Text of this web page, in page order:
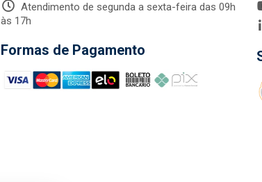
Atendimento de segunda a sexta-feira das 09h
às 17h
Formas de Pagamento